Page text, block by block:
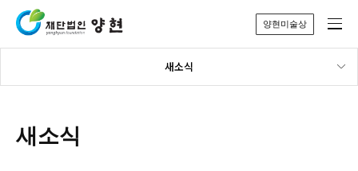
양현미술상
새소식
새소식